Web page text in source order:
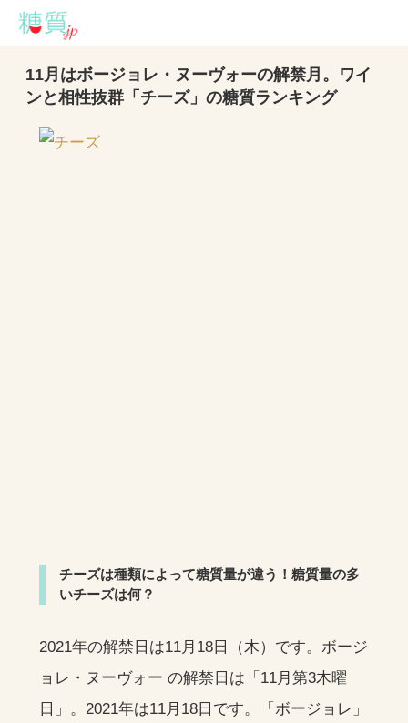
11月はボージョレ・ヌーヴォーの解禁月。ワイ
ンと相性抜群「チーズ」の糖質ランキング
チーズは種類によって糖質量が違う！糖質量の多
いチーズは何？
2021年の解禁日は11月18日（木）です。ボージ
ョレ・ヌーヴォー の解禁日は「11月第3木曜
日」。2021年は11月18日です。「ボージョレ」